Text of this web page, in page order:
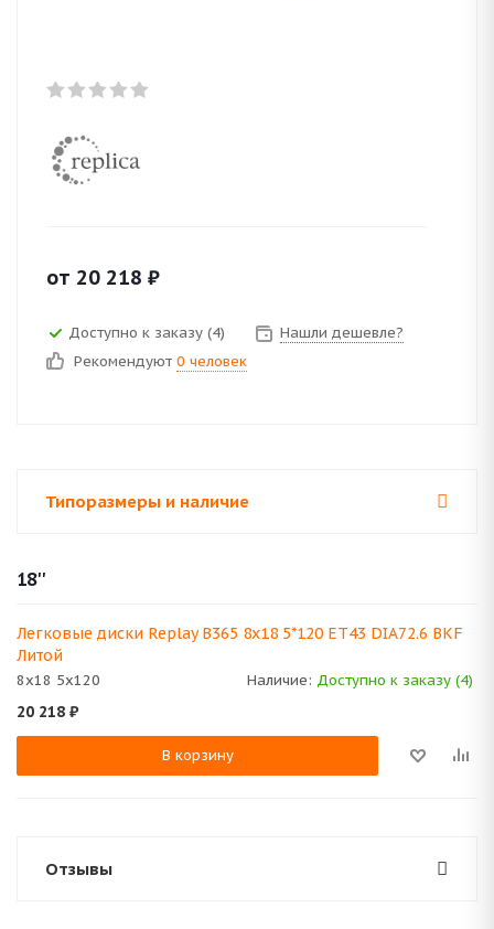
от 20 218 ₽
Доступно к заказу (4)
Нашли дешевле?
Рекомендуют 0 человек
Типоразмеры и наличие
18''
Легковые диски Replay B365 8x18 5*120 ET43 DIA72.6 BKF
Литой
8x18 5x120 Наличие: Доступно к заказу (4)
20 218 ₽
В корзину
Отзывы